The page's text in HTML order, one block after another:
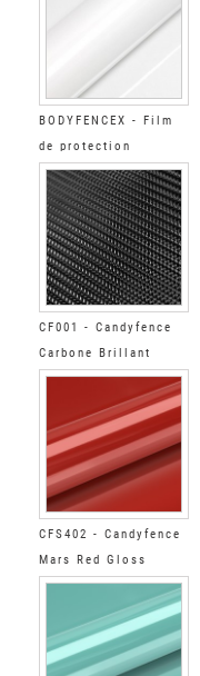
BODYFENCEX - Film
de protection
automobile Brillant
CF001 - Candyfence
Carbone Brillant
CFS402 - Candyfence
Mars Red Gloss